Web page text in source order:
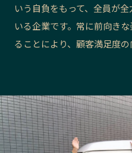
神奈川エリア
富山エリア
福井エリア
三重エリア
京都エリア
北摂エリア
いう自負をもって、全員が
いる企業です。常に前向き
ることにより、顧客満足度の